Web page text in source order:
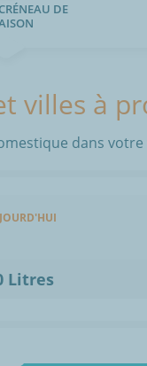
DE
villes à
dans
Litres